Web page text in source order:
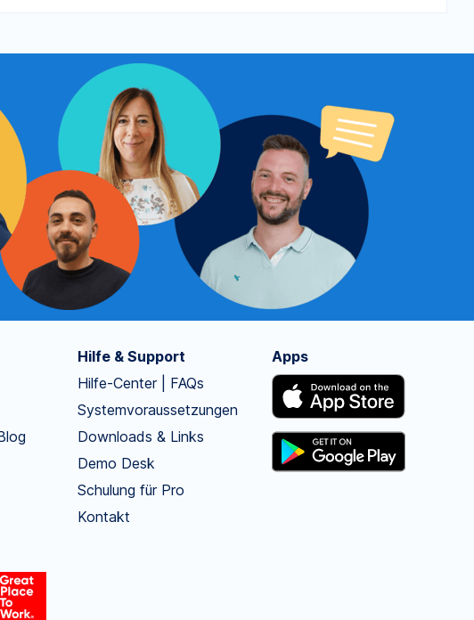
Hilfe & Support
Hilfe-Center | FAQs
Systemvoraussetzungen
Downloads & Links
Demo Desk
Schulung für Pro
Kontakt
Apps